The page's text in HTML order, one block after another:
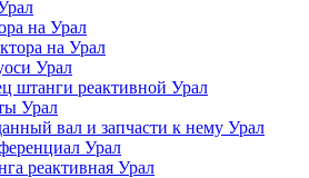
на Урал
на Урал
Урал
штанги реактивной Урал
Урал
вал и запчасти к нему Урал
Урал
реактивная Урал